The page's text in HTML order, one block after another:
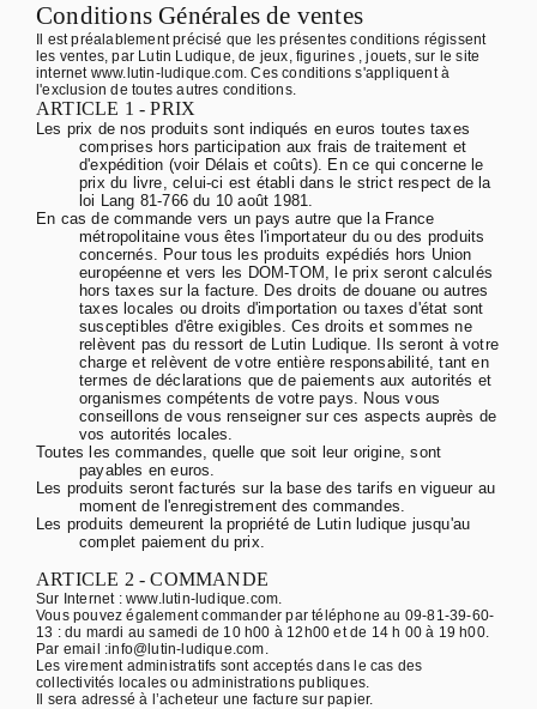
Conditions Générales de ventes
Il est préalablement précisé que les présentes conditions régissent
les ventes, par Lutin Ludique, de jeux, figurines , jouets, sur le site
internet www.lutin-ludique.com. Ces conditions s'appliquent à
l'exclusion de toutes autres conditions.
ARTICLE 1 - PRIX
Les prix de nos produits sont indiqués en euros toutes taxes
comprises hors participation aux frais de traitement et
d'expédition (voir Délais et coûts). En ce qui concerne le
prix du livre, celui-ci est établi dans le strict respect de la
loi Lang 81-766 du 10 août 1981.
En cas de commande vers un pays autre que la France
métropolitaine vous êtes l'importateur du ou des produits
concernés. Pour tous les produits expédiés hors Union
européenne et vers les DOM-TOM, le prix seront calculés
hors taxes sur la facture. Des droits de douane ou autres
taxes locales ou droits d'importation ou taxes d'état sont
susceptibles d'être exigibles. Ces droits et sommes ne
relèvent pas du ressort de Lutin Ludique. Ils seront à votre
charge et relèvent de votre entière responsabilité, tant en
termes de déclarations que de paiements aux autorités et
organismes compétents de votre pays. Nous vous
conseillons de vous renseigner sur ces aspects auprès de
vos autorités locales.
Toutes les commandes, quelle que soit leur origine, sont
payables en euros.
Les produits seront facturés sur la base des tarifs en vigueur au
moment de l'enregistrement des commandes.
Les produits demeurent la propriété de Lutin ludique jusqu'au
complet paiement du prix.
ARTICLE 2 - COMMANDE
Sur Internet : www.lutin-ludique.com.
Vous pouvez également commander par téléphone au 09-81-39-60-
13 : du mardi au samedi de 10 h00 à 12h00 et de 14 h 00 à 19 h00.
Par email :info@lutin-ludique.com.
Les virement administratifs sont acceptés dans le cas des
collectivités locales ou administrations publiques.
Il sera adressé à l’acheteur une facture sur papier.